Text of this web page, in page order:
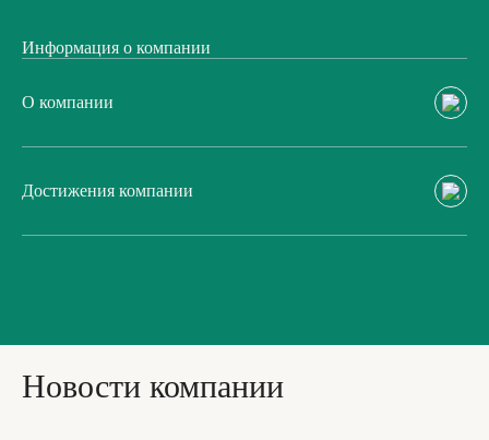
Информация о компании
О компании
Достижения компании
Новости компании